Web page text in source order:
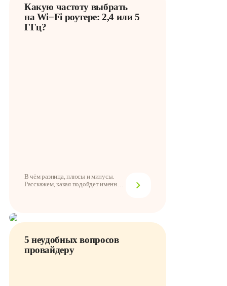
Какую частоту выбрать
на Wi−Fi роутере: 2,4 или 5
ГГц?
В чём разница, плюсы и минусы.
Расскажем, какая подойдет именно
5 неудобных вопросов
провайдеру